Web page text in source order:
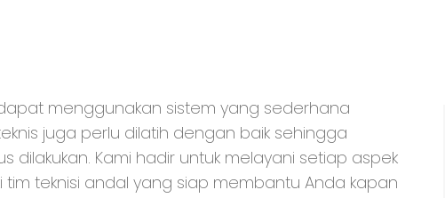
menggunakan sistem yang sederhana
juga perlu dilatih dengan baik sehingga
dilakukan. Kami hadir untuk melayani setiap aspek
tim teknisi andal yang siap membantu Anda kapan